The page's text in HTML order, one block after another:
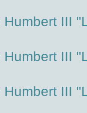
Humbert III
Humbert III
Humbert III